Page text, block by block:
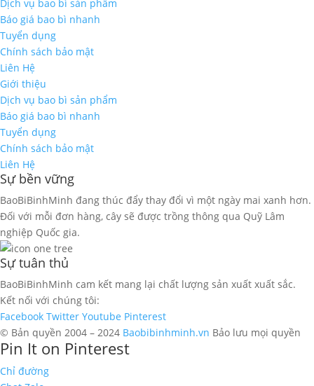
Dịch vụ bao bì sản phẩm
Báo giá bao bì nhanh
Tuyển dụng
Chính sách bảo mật
Liên Hệ
Giới thiệu
Dịch vụ bao bì sản phẩm
Báo giá bao bì nhanh
Tuyển dụng
Chính sách bảo mật
Liên Hệ
Sự bền vững
BaoBiBinhMinh đang thúc đẩy thay đổi vì một ngày mai xanh hơn.
Đối với mỗi đơn hàng, cây sẽ được trồng thông qua Quỹ Lâm
nghiệp Quốc gia.
Sự tuân thủ
BaoBiBinhMinh cam kết mang lại chất lượng sản xuất xuất sắc.
Kết nối với chúng tôi:
Facebook Twitter Youtube Pinterest
© Bản quyền 2004 – 2024 Baobibinhminh.vn Bảo lưu mọi quyền
Pin It on Pinterest
Chỉ đường